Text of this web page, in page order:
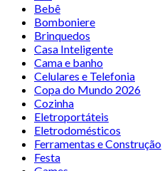
Bebê
Bomboniere
Brinquedos
Casa Inteligente
Cama e banho
Celulares e Telefonia
Copa do Mundo 2026
Cozinha
Eletroportáteis
Eletrodomésticos
Ferramentas e Construção
Festa